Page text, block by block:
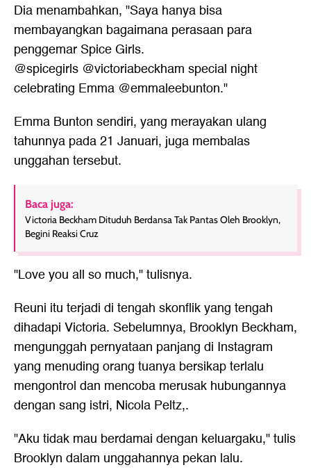
Dia menambahkan, "Saya hanya bisa
membayangkan bagaimana perasaan para
penggemar Spice Girls.
@spicegirls @victoriabeckham special night
celebrating Emma @emmaleebunton."
Emma Bunton sendiri, yang merayakan ulang
tahunnya pada 21 Januari, juga membalas
unggahan tersebut.
Baca juga:
Victoria Beckham Dituduh Berdansa Tak Pantas Oleh Brooklyn,
Begini Reaksi Cruz
"Love you all so much," tulisnya.
Reuni itu terjadi di tengah skonflik yang tengah
dihadapi Victoria. Sebelumnya, Brooklyn Beckham,
mengunggah pernyataan panjang di Instagram
yang menuding orang tuanya bersikap terlalu
mengontrol dan mencoba merusak hubungannya
dengan sang istri, Nicola Peltz,.
"Aku tidak mau berdamai dengan keluargaku," tulis
Brooklyn dalam unggahannya pekan lalu.